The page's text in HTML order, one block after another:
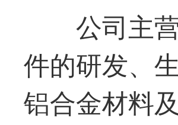
公司主
件的研发、
铝合金材料